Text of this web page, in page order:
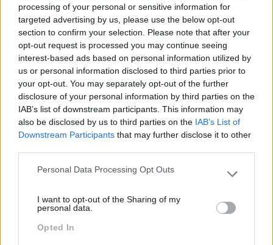
processing of your personal or sensitive information for
targeted advertising by us, please use the below opt-out
section to confirm your selection. Please note that after your
opt-out request is processed you may continue seeing
interest-based ads based on personal information utilized by
us or personal information disclosed to third parties prior to
your opt-out. You may separately opt-out of the further
disclosure of your personal information by third parties on the
IAB’s list of downstream participants. This information may
also be disclosed by us to third parties on the IAB’s List of
Downstream Participants that may further disclose it to other
Please note that this website/app uses one or more Google
not limited to your visit or usage behaviour. You may click to
grant or deny consent to Google and its third-party tags to
use your data for below specified purposes in below Google
Personal Data Processing Opt Outs
I want to opt-out of the Sharing of my
personal data.
Opted In
new PRO
CRIAÇÃO DE APLICAÇÕES
NATIVAS ACESSÍVEIS –
AVANÇADO
2 dias Intra